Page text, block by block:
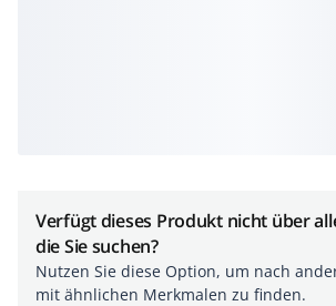
Verfügt dieses Produkt nicht über
die Sie suchen?
Nutzen Sie diese Option, um nach
mit ähnlichen Merkmalen zu finden.